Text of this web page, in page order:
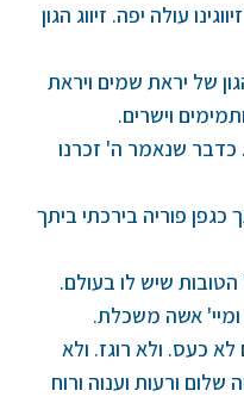
עולה יפה. זיווג הגון
של יראת שמים ויראת
וישרים.
כדבר שנאמר ה' זכרנו
כגפן פוריה בירכתי ביתך
הטובות שיש לו בעולם.
אשה משכלת.
לא כעס. ולא רוגז. ולא
ורעות וענוה ורוח